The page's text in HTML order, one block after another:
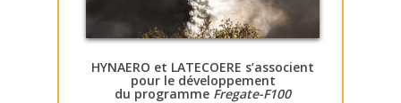
HYNAERO et LATECOERE s’associent
pour le développement
du programme Fregate-F100